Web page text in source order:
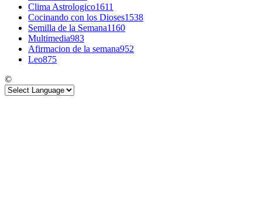
Clima Astrologico1611
Cocinando con los Dioses1538
Semilla de la Semana1160
Multimedia983
Afirmacion de la semana952
Leo875
©